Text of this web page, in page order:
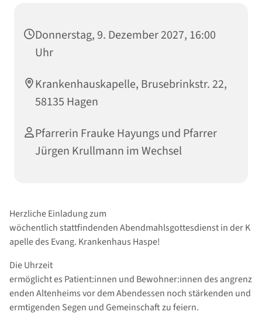
Donnerstag, 9. Dezember 2027, 16:00
Uhr
Krankenhauskapelle, Brusebrinkstr. 22,
58135 Hagen
Pfarrerin Frauke Hayungs und Pfarrer
Jürgen Krullmann im Wechsel
Herzliche Einladung zum
wöchentlich stattfindenden Abendmahlsgottesdienst in der K
apelle des Evang. Krankenhaus Haspe!
Die Uhrzeit
ermöglicht es Patient:innen und Bewohner:innen des angrenz
enden Altenheims vor dem Abendessen noch stärkenden und
ermtigenden Segen und Gemeinschaft zu feiern.